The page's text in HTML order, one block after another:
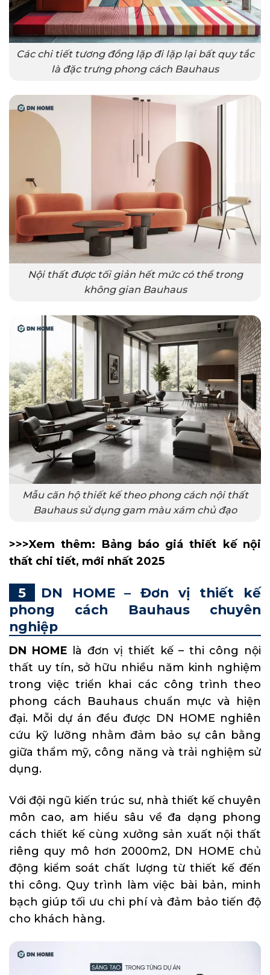
Các chi tiết tương đồng lặp đi lặp lại bất quy tắc
là đặc trưng phong cách Bauhaus
Nội thất được tối giản hết mức có thể trong
không gian Bauhaus
Mẫu căn hộ thiết kế theo phong cách nội thất
Bauhaus sử dụng gam màu xám chủ đạo
>>>Xem thêm: Bảng báo giá thiết kế nội
thất chi tiết, mới nhất 2025
DN HOME – Đơn vị thiết kế
phong cách Bauhaus chuyên
nghiệp
DN HOME là đơn vị thiết kế – thi công nội
thất uy tín, sở hữu nhiều năm kinh nghiệm
trong việc triển khai các công trình theo
phong cách Bauhaus chuẩn mực và hiện
đại. Mỗi dự án đều được DN HOME nghiên
cứu kỹ lưỡng nhằm đảm bảo sự cân bằng
giữa thẩm mỹ, công năng và trải nghiệm sử
dụng.
Với đội ngũ kiến trúc sư, nhà thiết kế chuyên
môn cao, am hiểu sâu về đa dạng phong
cách thiết kế cùng xưởng sản xuất nội thất
riêng quy mô hơn 2000m2, DN HOME chủ
động kiểm soát chất lượng từ thiết kế đến
thi công. Quy trình làm việc bài bản, minh
bạch giúp tối ưu chi phí và đảm bảo tiến độ
cho khách hàng.